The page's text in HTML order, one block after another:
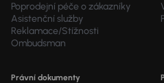
Poprodejní péče o zákazníky
Asistenční služby
Reklamace/Stížnosti
Ombudsman
Právní dokumenty